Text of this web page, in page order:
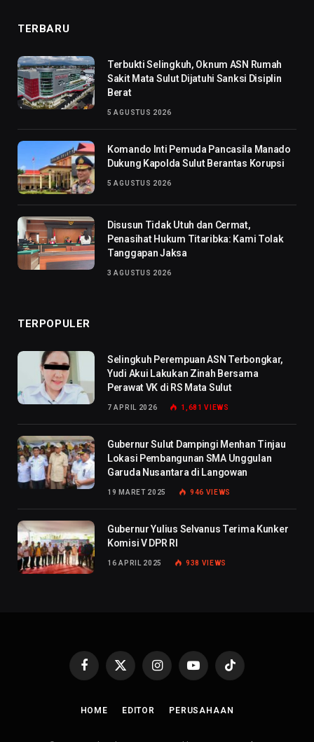
TERBARU
Terbukti Selingkuh, Oknum ASN Rumah
Sakit Mata Sulut Dijatuhi Sanksi Disiplin
Berat
5 AGUSTUS 2026
Komando Inti Pemuda Pancasila Manado
Dukung Kapolda Sulut Berantas Korupsi
5 AGUSTUS 2026
Disusun Tidak Utuh dan Cermat,
Penasihat Hukum Titaribka: Kami Tolak
Tanggapan Jaksa
3 AGUSTUS 2026
TERPOPULER
Selingkuh Perempuan ASN Terbongkar,
Yudi Akui Lakukan Zinah Bersama
Perawat VK di RS Mata Sulut
7 APRIL 2026 1,681VIEWS
Gubernur Sulut Dampingi Menhan Tinjau
Lokasi Pembangunan SMA Unggulan
Garuda Nusantara di Langowan
19 MARET 2025 946 VIEWS
Gubernur Yulius Selvanus Terima Kunker
Komisi V DPR RI
16 APRIL 2025 938 VIEWS
Facebook
X
InstagramYouTubeTikTok
HOME EDITOR PERUSAHAAN